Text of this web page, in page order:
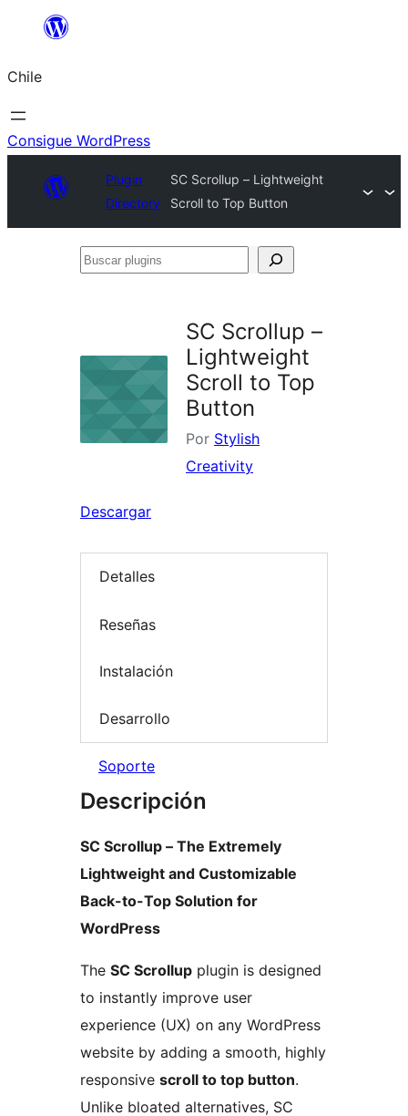
Saltar
contenido
Chile
Consigue WordPress
Plugin
Directory
SC Scrollup – Lightweight
Scroll to Top Button
Buscar
SC Scrollup –
Lightweight
Scroll to Top
Button
Por Stylish
Creativity
Descargar
Detalles
Reseñas
Instalación
Desarrollo
Soporte
Descripción
SC Scrollup – The Extremely
Lightweight and Customizable
Back-to-Top Solution for
WordPress
The SC Scrollup plugin is designed
to instantly improve user
experience (UX) on any WordPress
website by adding a smooth, highly
responsive scroll to top button.
Unlike bloated alternatives, SC